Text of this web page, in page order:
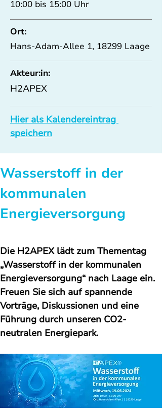
10:00 bis 15:00 Uhr
Ort:
Hans-Adam-Allee 1, 18299 Laage
Akteur:in:
H2APEX
Hier als Kalendereintrag
speichern
Wasserstoff in der
kommunalen
Energieversorgung
Die H2APEX lädt zum Thementag
„Wasserstoff in der kommunalen
Energieversorgung“ nach Laage ein.
Freuen Sie sich auf spannende
Vorträge, Diskussionen und eine
Führung durch unseren CO2-
neutralen Energiepark.